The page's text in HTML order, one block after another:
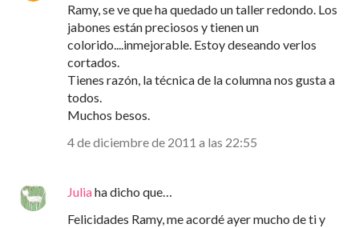
Ramy, se ve que ha quedado un taller redondo. Los
jabones están preciosos y tienen un
colorido....inmejorable. Estoy deseando verlos
cortados.
Tienes razón, la técnica de la columna nos gusta a
todos.
Muchos besos.
4 de diciembre de 2011 a las 22:55
Juliaha dicho que…
Felicidades Ramy, me acordé ayer mucho de ti y